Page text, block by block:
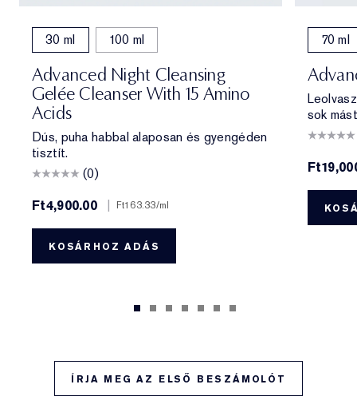
30 ml 100 ml
Advanced Night Cleansing
Gelée Cleanser With 15 Amino
Acids
Dús, puha habbal alaposan és gyengéden
tisztít.
(0)
Ft4,900.00
| Ft163.33/ml
KOSÁRHOZ ADÁS
70 ml
sok
ÍRJA MEG AZ ELSŐ BESZÁMOLÓT